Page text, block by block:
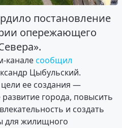
постановление
опережающего
каналесообщил
Цыбульский.
ее создания —
города, повысить
и создать
для жилищного